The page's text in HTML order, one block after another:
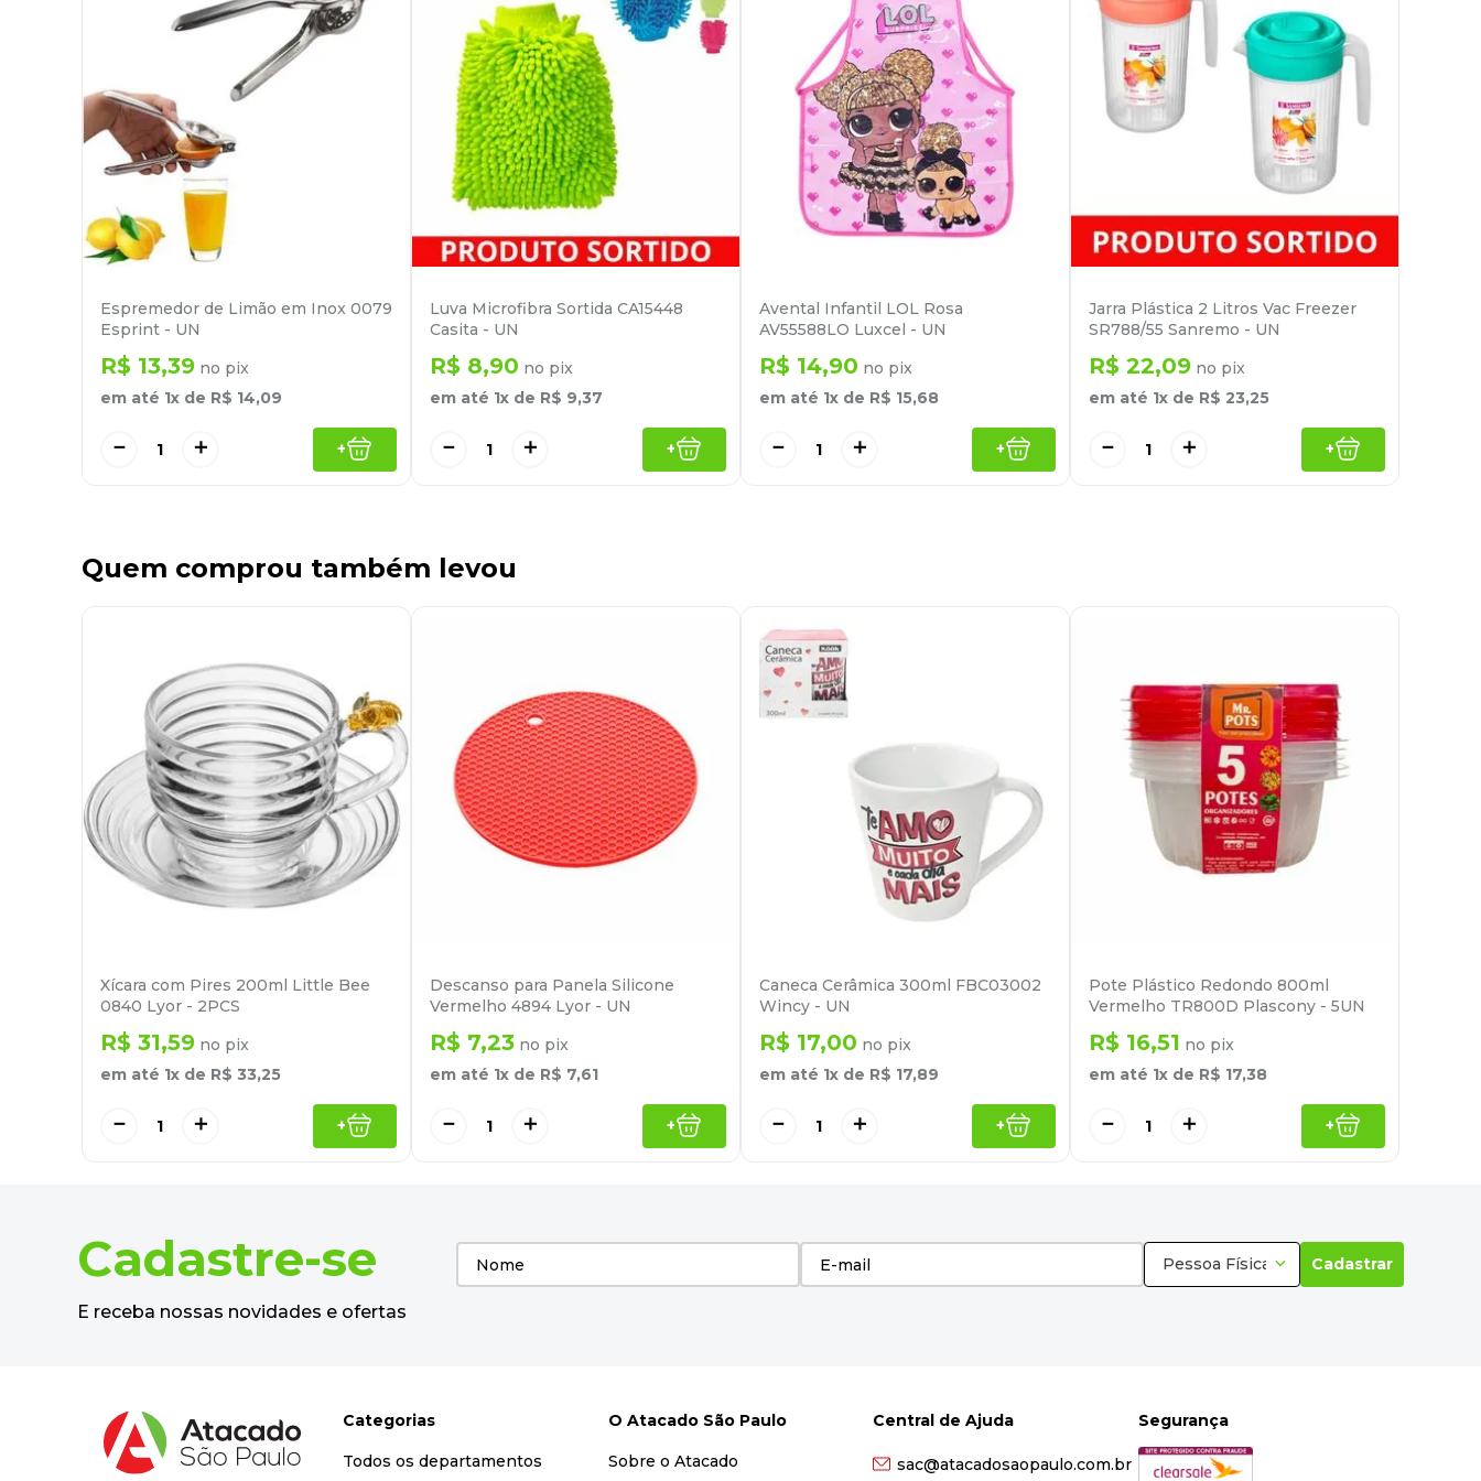
Espremedor de Limão em Inox 0079
Esprint - UN
R$ 13,39 no pix
em até 1x de R$ 14,09
＋
－ +
Luva Microfibra Sortida CA15448
Casita - UN
R$ 8,90 no pix
em até 1x de R$ 9,37
＋
－ +
Avental Infantil LOL Rosa
AV55588LO Luxcel - UN
R$ 14,90 no pix
em até 1x de R$ 15,68
＋
－ +
Jarra Plástica 2 Litros Vac Freezer
SR788/55 Sanremo - UN
R$ 22,09 no pix
em até 1x de R$ 23,25
＋
－ +
Quem comprou também levou
Xícara com Pires 200ml Little Bee
0840 Lyor - 2PCS
R$ 31,59 no pix
em até 1x de R$ 33,25
＋
－ +
Descanso para Panela Silicone
Vermelho 4894 Lyor - UN
R$ 7,23 no pix
em até 1x de R$ 7,61
＋
－ +
Caneca Cerâmica 300ml FBC03002
Wincy - UN
R$ 17,00 no pix
em até 1x de R$ 17,89
＋
－ +
Pote Plástico Redondo 800ml
Vermelho TR800D Plascony - 5UN
R$ 16,51 no pix
em até 1x de R$ 17,38
＋
－ +
Cadastre-se
E receba nossas novidades e ofertas
Pessoa Física Cadastrar
Categorias
Todos os departamentos
O Atacado São Paulo
Sobre o Atacado
Central de Ajuda
sac@atacadosaopaulo.com.br
Segurança